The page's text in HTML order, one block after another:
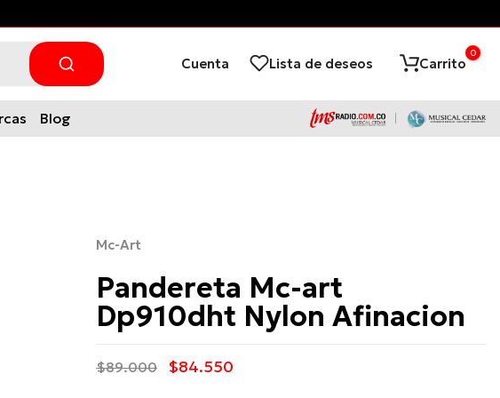
ADDI
Cuenta Lista de deseos Carrito
0
Blog
Mc-Art
Pandereta Mc-art
Dp910dht Nylon Afinacion
$89.000 $84.550